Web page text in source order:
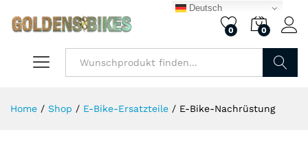
0 0
Home / Shop / E-Bike-Ersatzteile / E-Bike-Nachrüstung
Deutsch